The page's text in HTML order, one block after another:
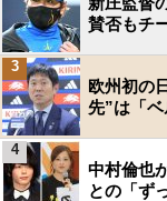
賛否もチ
欧州初の
先”は「
3
中村倫也
との「ず
4